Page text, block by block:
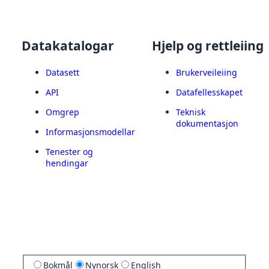
Datakatalogar
Datasett
API
Omgrep
Informasjonsmodellar
Tenester og
hendingar
Hjelp og rettleiing
Brukerveileiing
Datafellesskapet
Teknisk
dokumentasjon
Bokmål Nynorsk English